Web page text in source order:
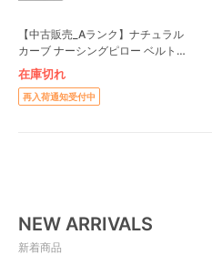
【中古販売_Aランク】ナチュラル
カーブ ナーシングピロー ベルトな
し エルゴベビー(ergobaby)
在庫切れ
再入荷通知受付中
NEW ARRIVALS
新着商品